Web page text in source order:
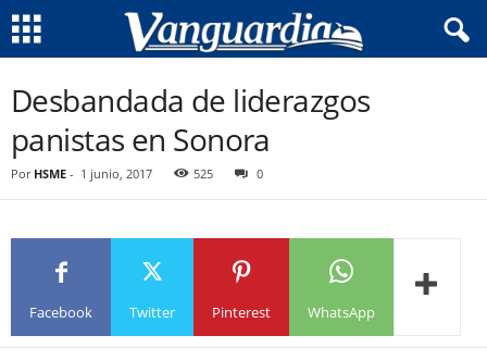
Desbandada de liderazgos
panistas en Sonora
Por HSME - 1 junio, 2017 525 0
Facebook Twitter Pinterest WhatsApp